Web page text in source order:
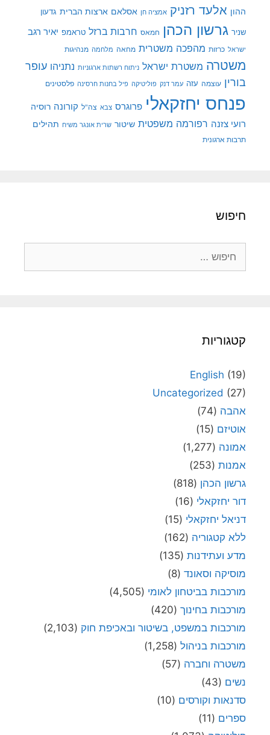
ההון אלעד רזניק אמציה חן אסלאם ארצות הברית גדעון
שניר גרשון הכהן חמאס חרבות ברזל טראמפ יאיר רגב
ישראל כרזות מהפכה משטרית מחאה מלחמה מנהיגות
משטרה משטרת ישראל ניתוח רשתות ארגוניות נתניהו עופר
בורין עוצמה עזה עמר דנק פוליטיקה פיל בחנות חרסינה פלסטינים
פנחס יחזקאלי פרוגרס צבא צה"ל קורונה רוסיה
רועי צזנה רפורמה משפטית שיטור שרית אונגר משיח תהילים
תרבות ארגונית
חיפוש
קטגוריות
English (19)
Uncategorized (27)
אהבה (74)
אוטיזם (15)
אמונה (1,277)
אמנות (253)
גרשון הכהן (818)
דור יחזקאלי (16)
דניאל יחזקאלי (15)
ללא קטגוריה (162)
מדע ועתידנות (135)
מוסיקה וסאונד (8)
מורכבות בביטחון לאומי (4,505)
מורכבות בחינוך (420)
מורכבות במשפט, בשיטור ובאכיפת חוק (2,103)
מורכבות בניהול (1,258)
משטרה וחברה (57)
נשים (43)
סדנאות וקורסים (10)
ספרים (11)